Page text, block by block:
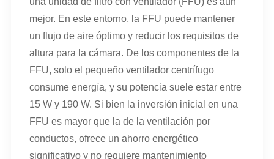
mejor. En este entorno, la FFU puede mantener
un flujo de aire óptimo y reducir los requisitos de
altura para la cámara. De los componentes de la
FFU, solo el pequeño ventilador centrífugo
consume energía, y su potencia suele estar entre
15 W y 190 W. Si bien la inversión inicial en una
FFU es mayor que la de la ventilación por
conductos, ofrece un ahorro energético
significativo y no requiere mantenimiento